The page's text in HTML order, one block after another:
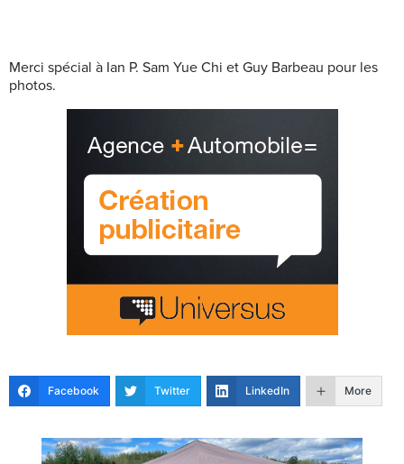
Merci spécial à Ian P. Sam Yue Chi et Guy Barbeau pour les
photos.
Facebook Twitter LinkedIn More